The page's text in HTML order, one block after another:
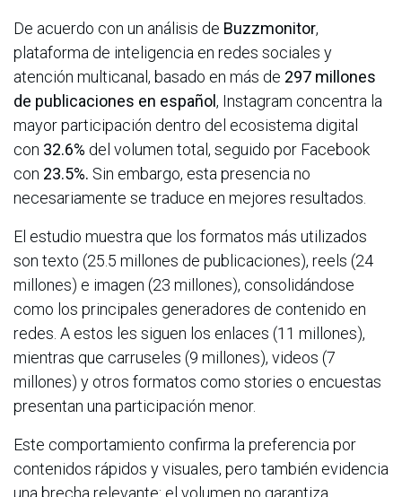
De acuerdo con un análisis de Buzzmonitor,
plataforma de inteligencia en redes sociales y
atención multicanal, basado en más de 297 millones
de publicaciones en español, Instagram concentra la
mayor participación dentro del ecosistema digital
con 32.6% del volumen total, seguido por Facebook
con 23.5%. Sin embargo, esta presencia no
necesariamente se traduce en mejores resultados.
El estudio muestra que los formatos más utilizados
son texto (25.5 millones de publicaciones), reels (24
millones) e imagen (23 millones), consolidándose
como los principales generadores de contenido en
redes. A estos les siguen los enlaces (11 millones),
mientras que carruseles (9 millones), videos (7
millones) y otros formatos como stories o encuestas
presentan una participación menor.
Este comportamiento confirma la preferencia por
contenidos rápidos y visuales, pero también evidencia
una brecha relevante: el volumen no garantiza